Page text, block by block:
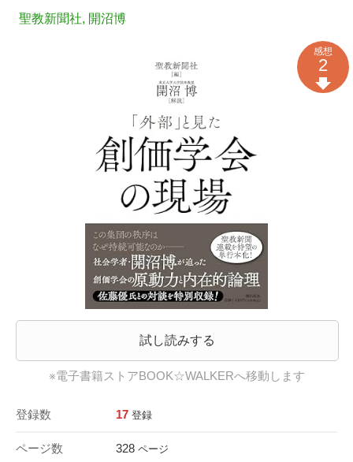
聖教新聞社, 開沼博
試し読みする
※電子書籍ストアBOOK☆WALKERへ移動します
登録数 17 登録
ページ数 328 ページ
感想
2